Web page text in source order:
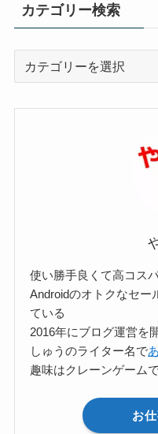
カテゴリー検索
使い勝手良くて高コス
Androidのオトクなセー
ている
2016年にブログ運営を
しゅうのライター名で
趣味はクレーンゲーム
お